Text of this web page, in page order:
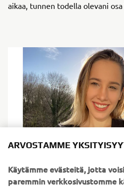
aikaa, tunnen todella olevani
ARVOSTAMME
Käytämme evästeitä, jotta
paremmin verkkosivustomme